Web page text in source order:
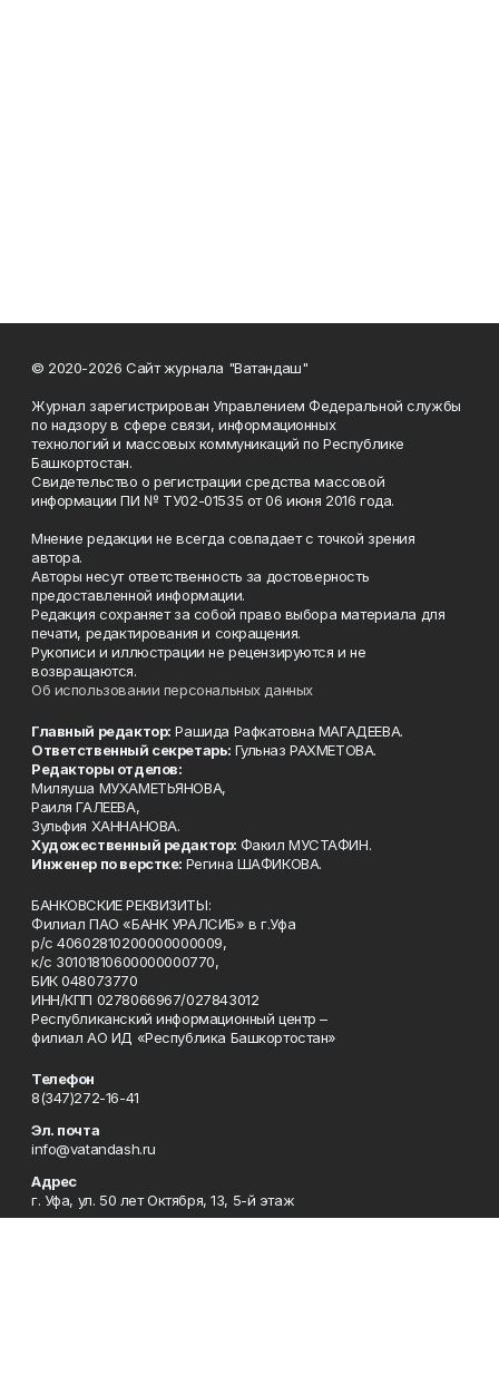
© 2020-2026 Сайт журнала "Ватандаш"
Журнал зарегистрирован Управлением Федеральной службы
по надзору в сфере связи, информационных
технологий и массовых коммуникаций по Республике
Башкортостан.
Свидетельство о регистрации средства массовой
информации ПИ № ТУ02-01535 от 06 июня 2016 года.
Мнение редакции не всегда совпадает с точкой зрения
автора.
Авторы несут ответственность за достоверность
предоставленной информации.
Редакция сохраняет за собой право выбора материала для
печати, редактирования и сокращения.
Рукописи и иллюстрации не рецензируются и не
возвращаются.
Об использовании персональных данных
Главный редактор: Рашида Рафкатовна МАГАДЕЕВА.
Ответственный секретарь: Гульназ РАХМЕТОВА.
Редакторы отделов:
Миляуша МУХАМЕТЬЯНОВА,
Раиля ГАЛЕЕВА,
Зульфия ХАННАНОВА.
Художественный редактор: Факил МУСТАФИН.
Инженер по верстке: Регина ШАФИКОВА.
БАНКОВСКИЕ РЕКВИЗИТЫ:
Филиал ПАО «БАНК УРАЛСИБ» в г.Уфа
р/с 40602810200000000009,
к/с 30101810600000000770,
БИК 048073770
ИНН/КПП 0278066967/027843012
Республиканский информационный центр –
филиал АО ИД «Республика Башкортостан»
Телефон
8(347)272-16-41
Эл. почта
info@vatandash.ru
Адрес
г. Уфа, ул. 50 лет Октября, 13, 5-й этаж